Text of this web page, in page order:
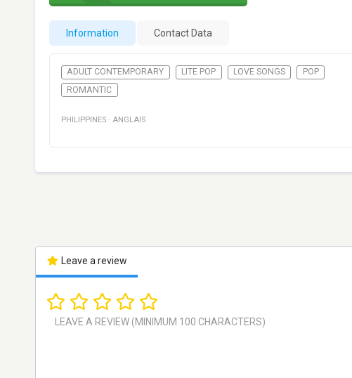
Information Contact Data
ADULT CONTEMPORARY LITE POP LOVE SONGS
POP
ROMANTIC
PHILIPPINES · ANGLAIS
Leave a review